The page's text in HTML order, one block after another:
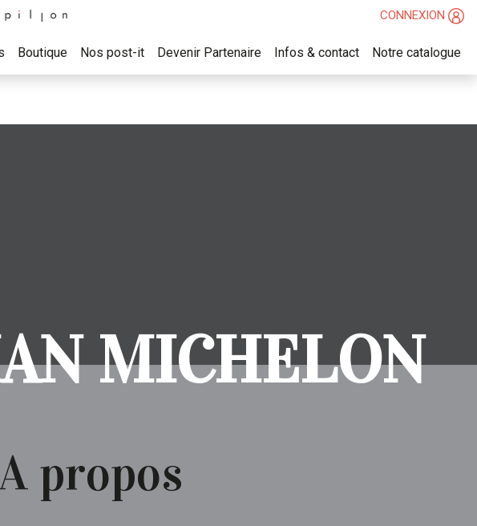
CONNEXION
Boutique Nos post-it Devenir Partenaire Infos & contact Notre catalogue
MICHELON
propos